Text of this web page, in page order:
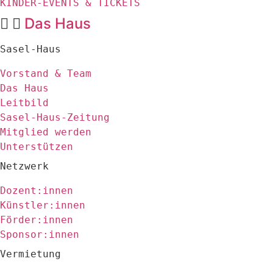
KINDER-EVENTS & TICKETS
Das Haus
Sasel-Haus
Vorstand & Team
Das Haus
Leitbild
Sasel-Haus-Zeitung
Mitglied werden
Unterstützen
Netzwerk
Dozent:innen
Künstler:innen
Förder:innen
Sponsor:innen
Vermietung